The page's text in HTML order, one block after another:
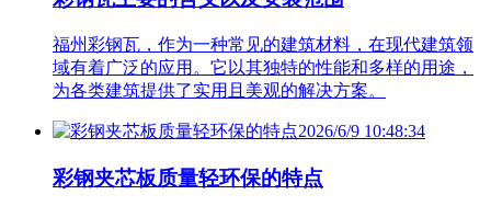
福州彩钢瓦，作为一种常见的建筑材料，在现代建筑领
域有着广泛的应用。它以其独特的性能和多样的用途，
为各类建筑提供了实用且美观的解决方案。
2026/6/9 10:48:34
彩钢夹芯板质量轻环保的特点